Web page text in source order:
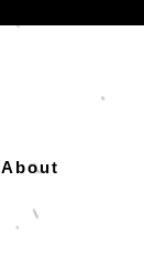
About